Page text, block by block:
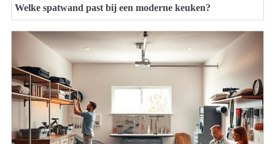
Welke spatwand past bij een moderne keuken?